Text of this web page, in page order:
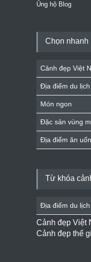
Ủng hộ Blog
Chọn nhanh
Cảnh đẹp Việt
Địa điểm du lịch
Món ngon
Đặc sản vùng
Địa điểm ăn
Từ khóa
Địa điểm du
Cảnh đẹp Việt
Cảnh đẹp thế